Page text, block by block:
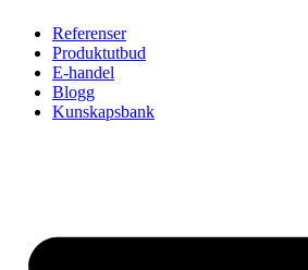
Referenser
Produktutbud
E-handel
Blogg
Kunskapsbank